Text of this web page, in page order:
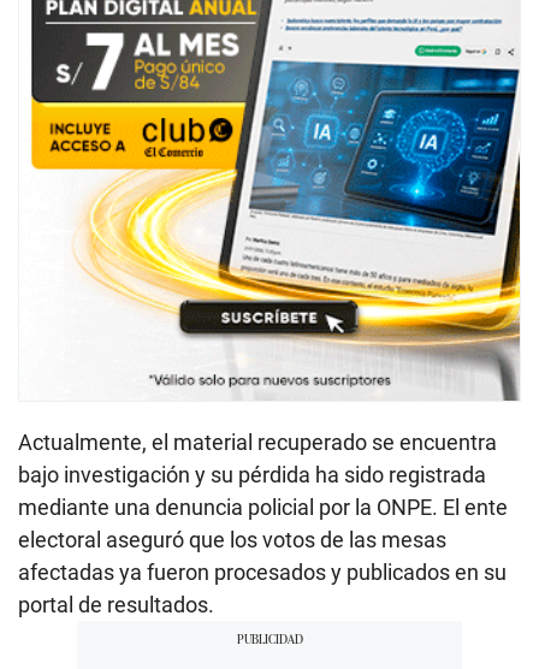
Actualmente, el material recuperado se encuentra
bajo investigación y su pérdida ha sido registrada
mediante una denuncia policial por la ONPE. El ente
electoral aseguró que los votos de las mesas
afectadas ya fueron procesados y publicados en su
portal de resultados.